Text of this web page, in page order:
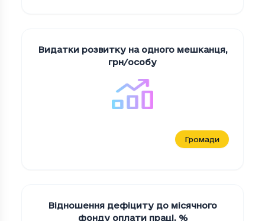
Видатки розвитку на одного мешканця,
грн/особу
Громади
Відношення дефіциту до місячного
фонду оплати праці, %